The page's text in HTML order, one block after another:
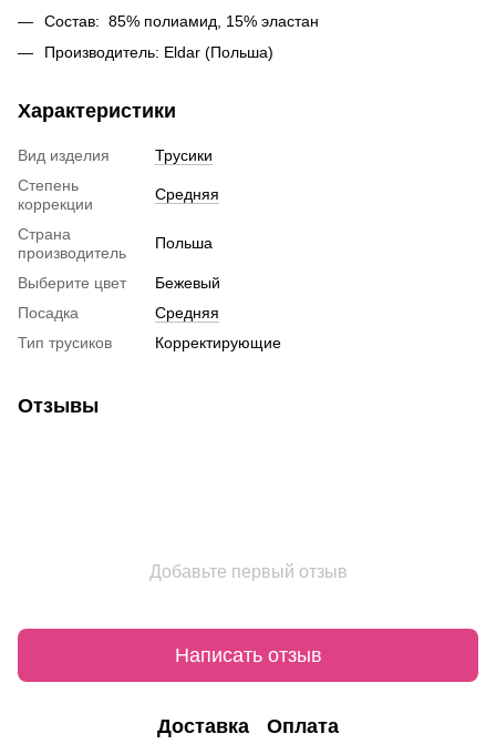
Состав: 85% полиамид, 15% эластан
Производитель: Eldar (Польша)
Характеристики
Вид изделия
Трусики
Степень
коррекции
Средняя
Страна
производитель
Польша
Выберите цвет
Бежевый
Посадка
Средняя
Тип трусиков
Корректирующие
Отзывы
Добавьте первый отзыв
Написать отзыв
Доставка Оплата